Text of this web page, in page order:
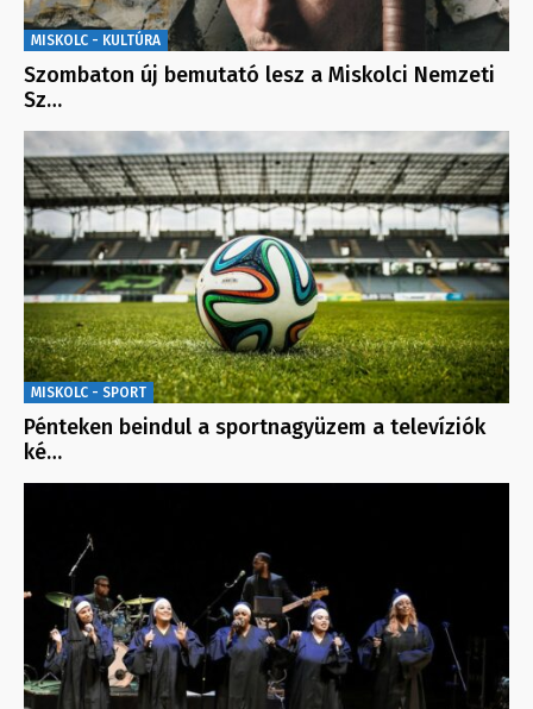
MISKOLC - KULTÚRA
Szombaton új bemutató lesz a Miskolci Nemzeti
Sz…
MISKOLC - SPORT
Pénteken beindul a sportnagyüzem a televíziók
ké…